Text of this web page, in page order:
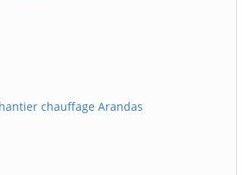
chauffage Arandas